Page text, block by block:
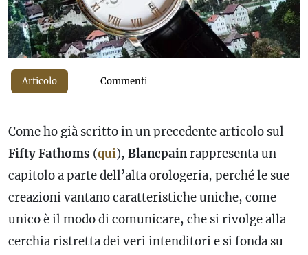
Articolo Commenti
Come ho già scritto in un precedente articolo sul
Fifty Fathoms (qui), Blancpainrappresenta un
capitolo a parte dell’alta orologeria, perché le sue
creazioni vantano caratteristiche uniche, come
unico è il modo di comunicare, che si rivolge alla
cerchia ristretta dei veri intenditori e si fonda su